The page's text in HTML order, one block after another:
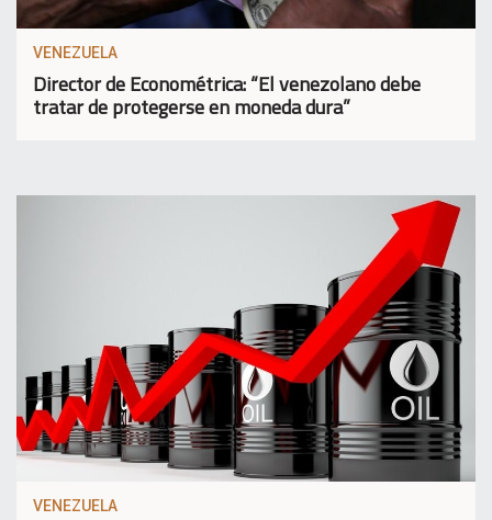
VENEZUELA
Director de Econométrica: “El venezolano debe
tratar de protegerse en moneda dura”
VENEZUELA